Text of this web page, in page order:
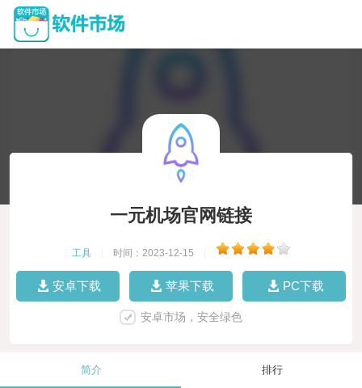
一元机场官网链接
工具 时间：2023-12-15
安卓下载 苹果下载 PC下载
安卓市场，安全绿色
简介 排行